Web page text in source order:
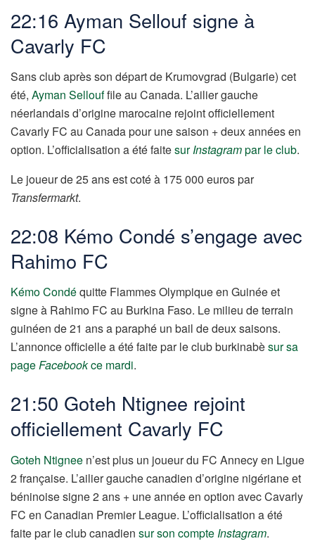
22:16 Ayman Sellouf signe à
Cavarly FC
Sans club après son départ de Krumovgrad (Bulgarie) cet
été, Ayman Sellouffile au Canada. L’ailier gauche
néerlandais d’origine marocaine rejoint officiellement
Cavarly FC au Canada pour une saison + deux années en
option. L’officialisation a été faitesurInstagrampar le club.
Le joueur de 25 ans est coté à 175 000 euros par
Transfermarkt.
22:08 Kémo Condé s’engage avec
Rahimo FC
Kémo Condéquitte Flammes Olympique en Guinée et
signe à Rahimo FC au Burkina Faso. Le milieu de terrain
guinéen de 21 ans a paraphé un bail de deux saisons.
L’annonce officielle a été faite par le club burkinabèsur sa
pageFacebookce mardi.
21:50 Goteh Ntignee rejoint
officiellement Cavarly FC
Goteh Ntignee n’est plus un joueur du FC Annecy en Ligue
2 française. L’ailier gauche canadien d’origine nigériane et
béninoise signe 2 ans + une année en option avec Cavarly
FC en Canadian Premier League. L’officialisation a été
faite par le club canadien sur son compteInstagram.